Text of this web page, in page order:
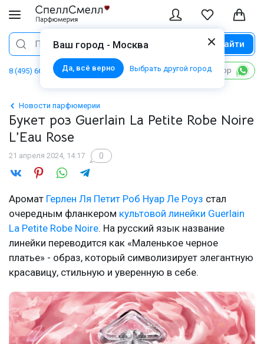
Ваш город - Москва
Да, всё верно Выбрать другой город
Поиск Найти
8 (495) 668 06 02 Написать в WhatsApp
Новости парфюмерии
Букет роз Guerlain La Petite Robe Noire
L’Eau Rose
21 апреля 2024, 14:17 0
Аромат Герлен Ля Петит Роб Нуар Ле Роуз стал
очередным фланкером культовой линейки Guerlain
La Petite Robe Noire. На русский язык название
линейки переводится как «Маленькое черное
платье» - образ, который символизирует элегантную
красавицу, стильную и уверенную в себе.